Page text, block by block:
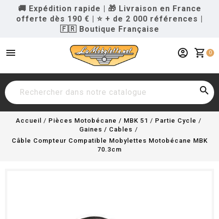
🚚 Expédition rapide | 🎁 Livraison en France
offerte dès 190 € | ⭐ + de 2 000 références |
🇫🇷 Boutique Française
menu shopping_cart 0
account_circle

Accueil Pièces Motobécane / MBK 51
Partie Cycle
Gaines / Cables
Câble Compteur Compatible Mobylettes Motobécane MBK
70.3cm